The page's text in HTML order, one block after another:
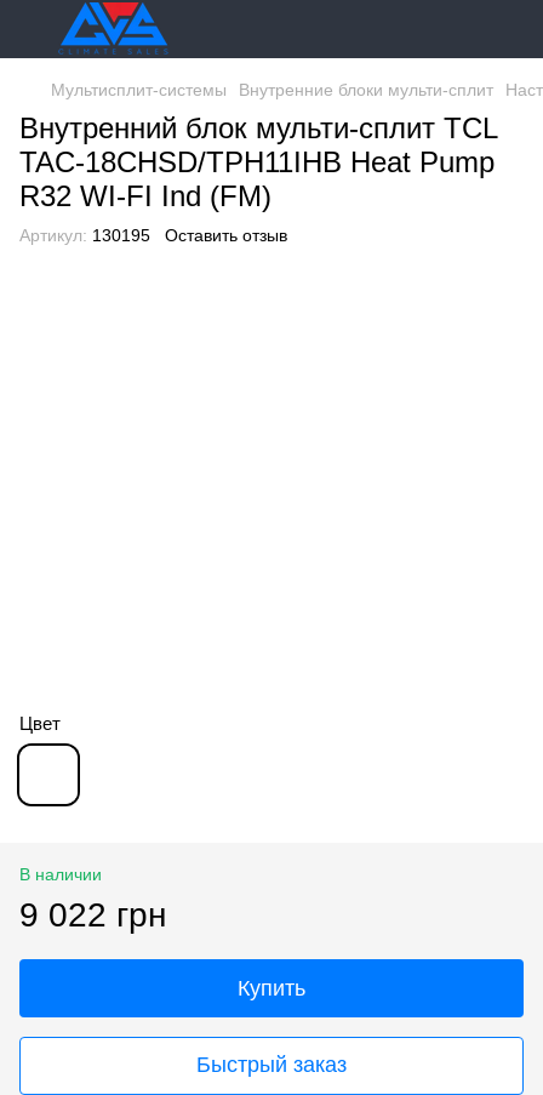
Мультисплит-системы Внутренние блоки мульти-сплит
Внутренний блок мульти-сплит TCL
TAC-18CHSD/TPH11IHB Heat Pump
R32 WI-FI Ind (FM)
Артикул: 130195 Оставить отзыв
Цвет
В наличии
9 022 грн
Купить
Быстрый заказ